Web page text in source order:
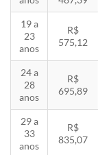
19 a
23
anos
R$
575,12
24 a
28
anos
R$
695,89
29 a
33
anos
R$
835,07